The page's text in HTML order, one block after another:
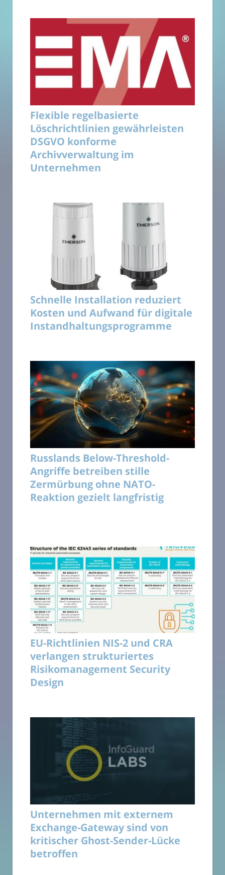
Flexible regelbasierte
Löschrichtlinien gewährleisten
DSGVO konforme
Archivverwaltung im
Unternehmen
Schnelle Installation reduziert
Kosten und Aufwand für digitale
Instandhaltungsprogramme
Russlands Below-Threshold-
Angriffe betreiben stille
Zermürbung ohne NATO-
Reaktion gezielt langfristig
EU-Richtlinien NIS-2 und CRA
verlangen strukturiertes
Risikomanagement Security
Design
Unternehmen mit externem
Exchange-Gateway sind von
kritischer Ghost-Sender-Lücke
betroffen